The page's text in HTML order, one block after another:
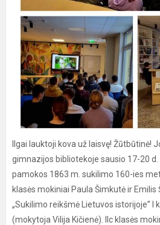
Ilgai lauktoji kova už laisvę! Žūtbūtinė!
gimnazijos bibliotekoje sausio 17-20
pamokos 1863 m. sukilimo 160-ies
klasės mokiniai Paula Šimkutė ir
„Sukilimo reikšmė Lietuvos istorijoje” I
(mokytoja Vilija Kičienė). IIc klasės